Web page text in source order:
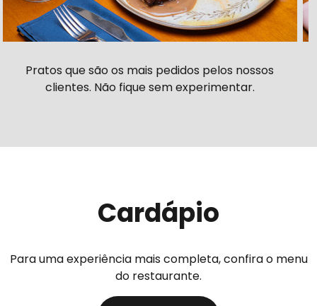
Pratos que são os mais pedidos pelos nossos
clientes. Não fique sem experimentar.
Cardápio
Para uma experiência mais completa, confira o menu
do restaurante.